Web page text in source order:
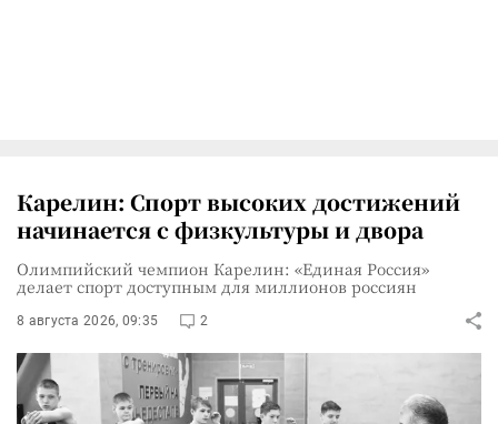
Карелин: Спорт высоких достижений
начинается с физкультуры и двора
Олимпийский чемпион Карелин: «Единая Россия»
делает спорт доступным для миллионов россиян
8 августа 2026, 09:35 2